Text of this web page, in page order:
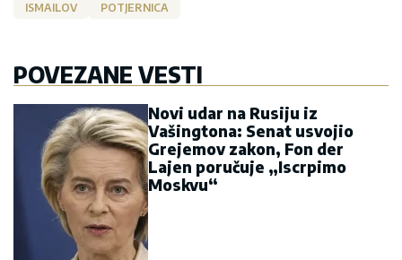
ISMAILOV
POTJERNICA
POVEZANE VESTI
Novi udar na Rusiju iz
Vašingtona: Senat usvojio
Grejemov zakon, Fon der
Lajen poručuje „Iscrpimo
Moskvu“